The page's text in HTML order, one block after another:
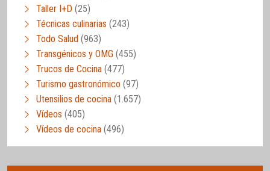
Taller I+D (25)
Técnicas culinarias (243)
Todo Salud (963)
Transgénicos y OMG (455)
Trucos de Cocina (477)
Turismo gastronómico (97)
Utensilios de cocina (1.657)
Vídeos (405)
Vídeos de cocina (496)